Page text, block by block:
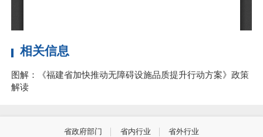
相关信息
图解：《福建省加快推动无障碍设施品质提升行动方案》政策
解读
省政府部门 省内行业 省外行业